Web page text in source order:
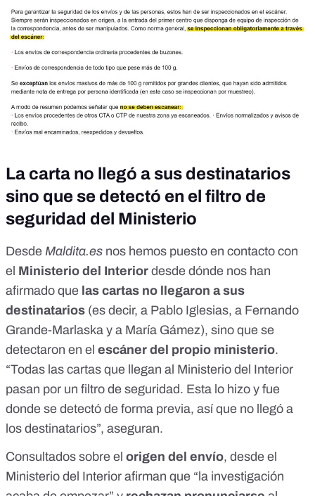
La carta no llegó a sus destinatarios
sino que se detectó en el filtro de
seguridad del Ministerio
Desde Maldita.es nos hemos puesto en contacto con
el Ministerio del Interior desde dónde nos han
afirmado que las cartas no llegaron a sus
destinatarios (es decir, a Pablo Iglesias, a Fernando
Grande-Marlaska y a María Gámez), sino que se
detectaron en el escáner del propio ministerio.
“Todas las cartas que llegan al Ministerio del Interior
pasan por un filtro de seguridad. Esta lo hizo y fue
donde se detectó de forma previa, así que no llegó a
los destinatarios”, aseguran.
Consultados sobre el origen del envío, desde el
Ministerio del Interior afirman que “la investigación